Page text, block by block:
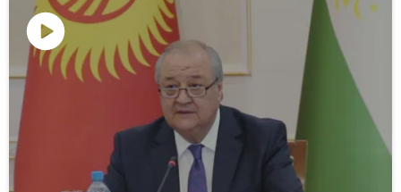
Воспроизвести
видео